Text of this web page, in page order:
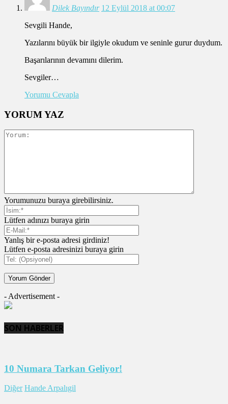
Dilek Bayındır 12 Eylül 2018 at 00:07
Sevgili Hande,
Yazılarını büyük bir ilgiyle okudum ve seninle gurur duydum.
Başarılarının devamını dilerim.
Sevgiler…
Yorumu Cevapla
YORUM YAZ
Yorumunuzu buraya girebilirsiniz.
Lütfen adınızı buraya girin
Yanlış bir e-posta adresi girdiniz!
Lütfen e-posta adresinizi buraya girin
- Advertisement -
SON HABERLER
10 Numara Tarkan Geliyor!
Diğer Hande Arpalıgil